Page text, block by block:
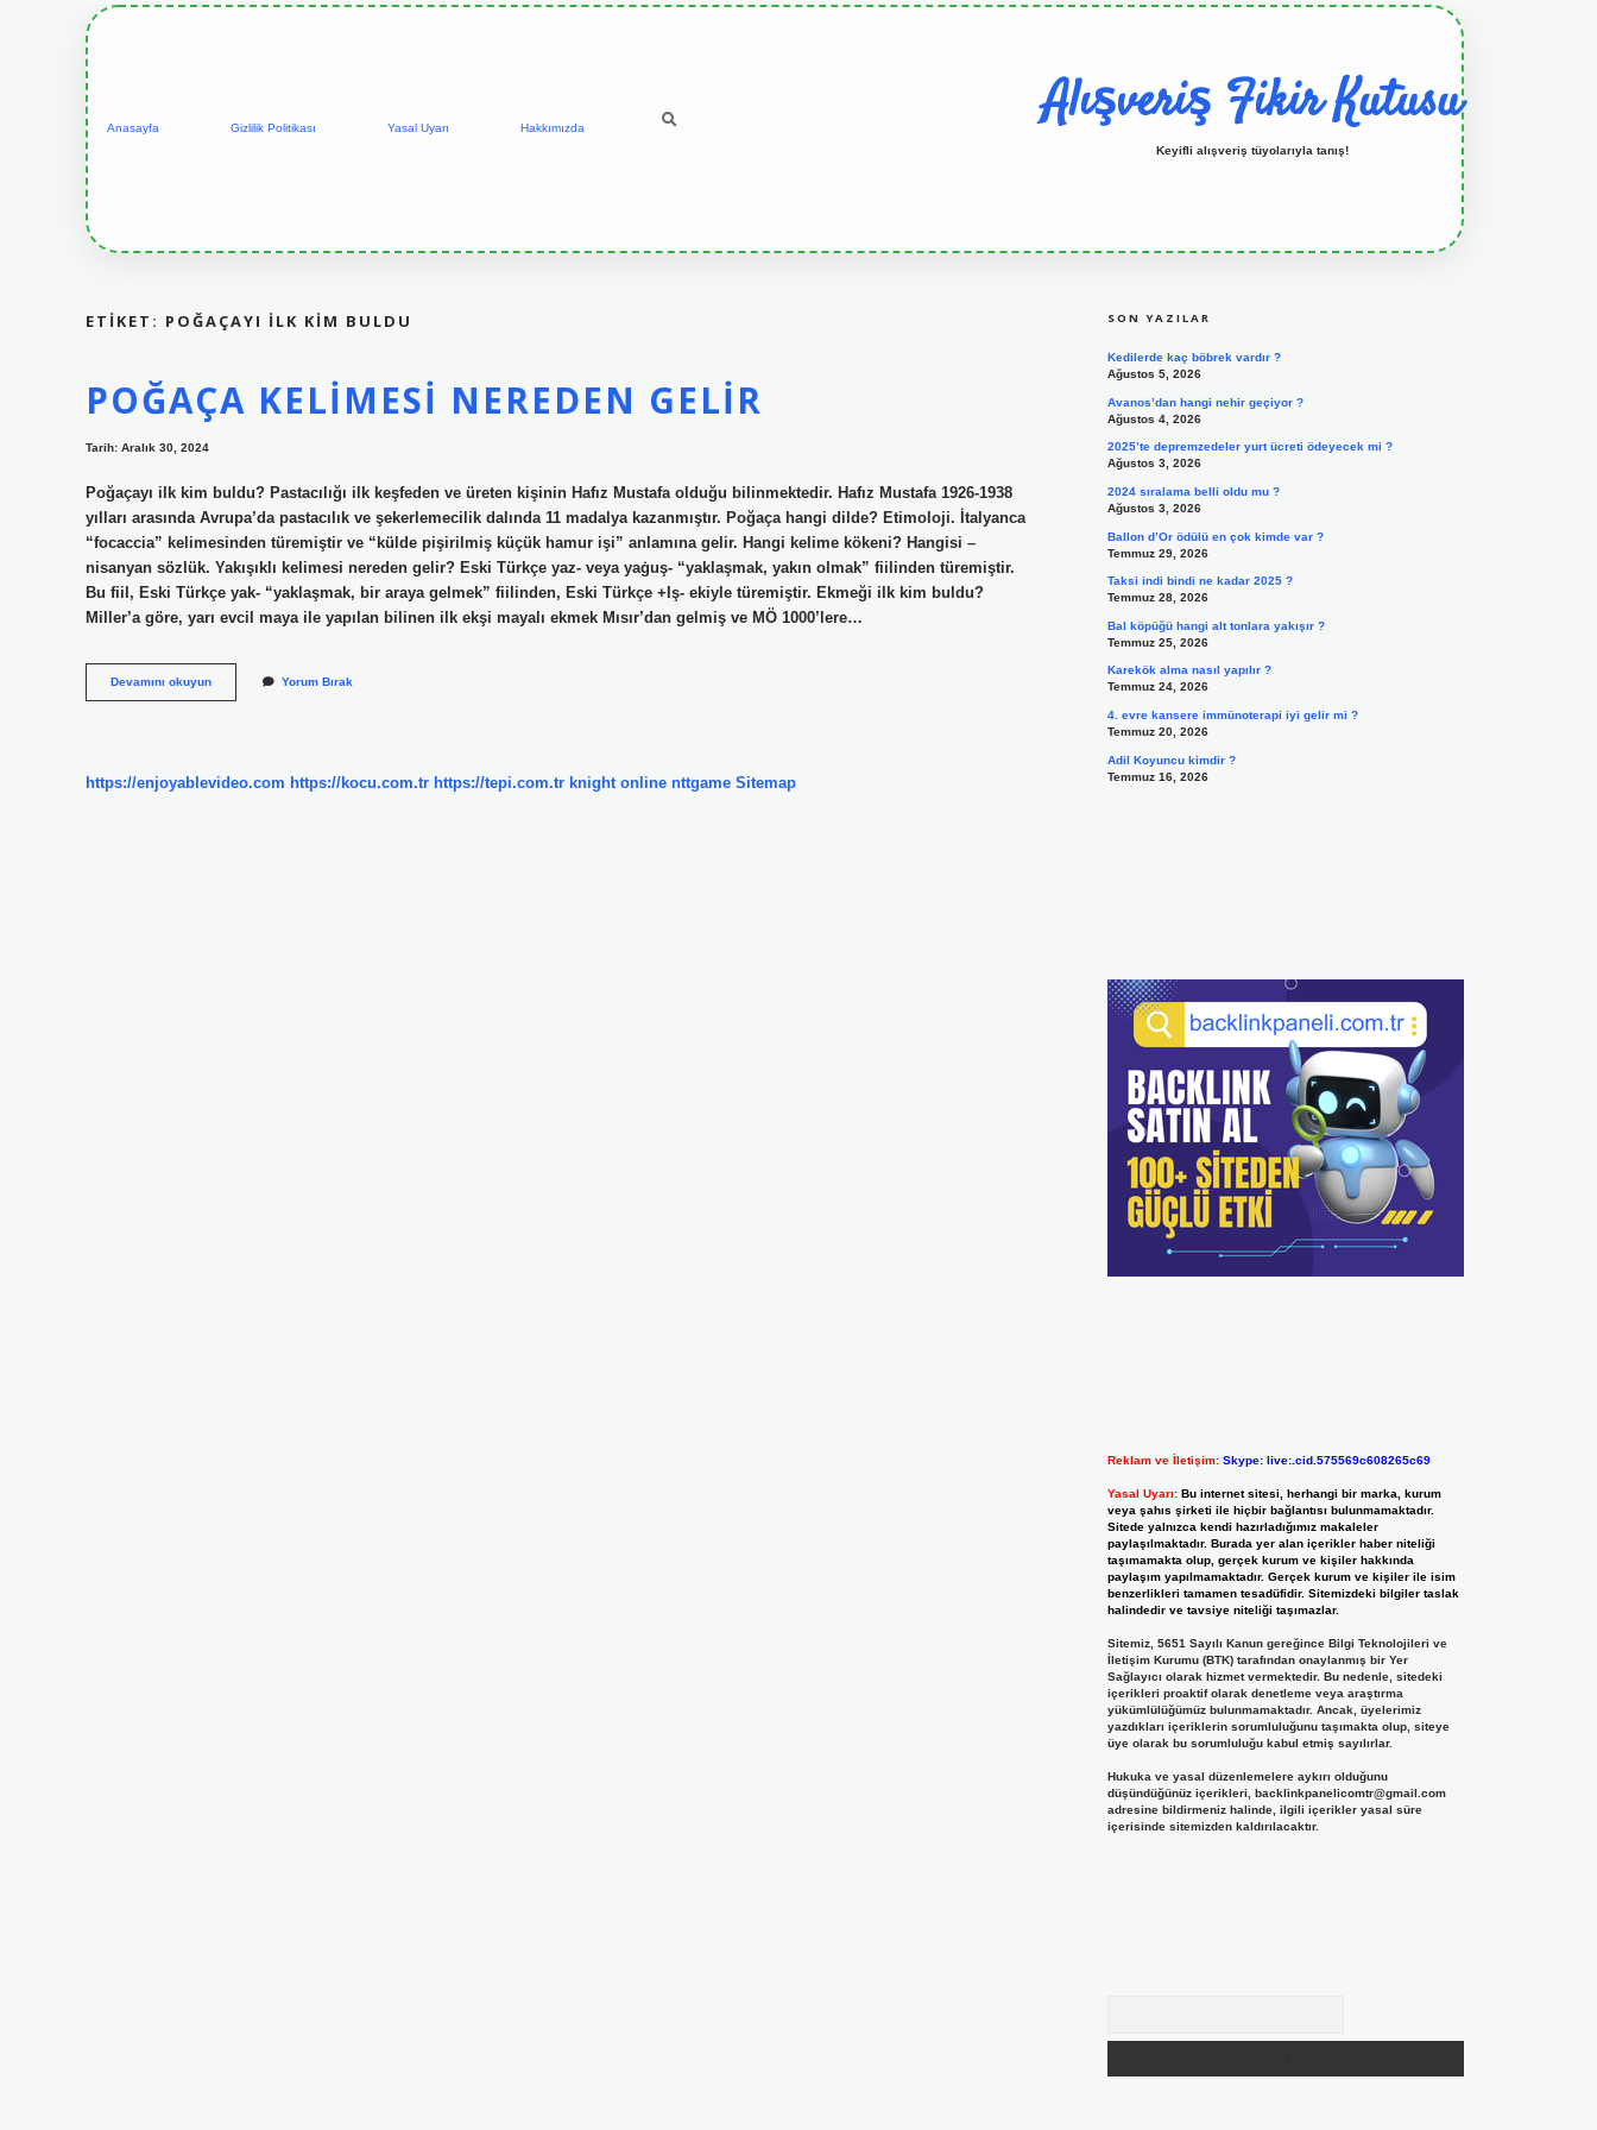
Anasayfa Gizlilik Politikası Yasal Uyarı Hakkımızda Alışveriş Fikir Kutusu
Keyifli alışveriş tüyolarıyla tanış!
ETIKET: POĞAÇAYI ILK KIM BULDU
POĞAÇA KELIMESI NEREDEN GELIR
Tarih: Aralık 30, 2024
Poğaçayı ilk kim buldu? Pastacılığı ilk keşfeden ve üreten kişinin Hafız Mustafa olduğu bilinmektedir. Hafız Mustafa 1926-1938
yılları arasında Avrupa’da pastacılık ve şekerlemecilik dalında 11 madalya kazanmıştır. Poğaça hangi dilde? Etimoloji. İtalyanca
“focaccia” kelimesinden türemiştir ve “külde pişirilmiş küçük hamur işi” anlamına gelir. Hangi kelime kökeni? Hangisi –
nisanyan sözlük. Yakışıklı kelimesi nereden gelir? Eski Türkçe yaz- veya yaġuş- “yaklaşmak, yakın olmak” fiilinden türemiştir.
Bu fiil, Eski Türkçe yak- “yaklaşmak, bir araya gelmek” fiilinden, Eski Türkçe +Iş- ekiyle türemiştir. Ekmeği ilk kim buldu?
Miller’a göre, yarı evcil maya ile yapılan bilinen ilk ekşi mayalı ekmek Mısır’dan gelmiş ve MÖ 1000’lere…
Devamını okuyunPoğaça
Kelimesi
Yorum Bırak
https://enjoyablevideo.com https://kocu.com.tr https://tepi.com.tr knight online nttgame Sitemap
SON YAZILAR
Kedilerde kaç böbrek vardır ?
Ağustos 5, 2026
Avanos’dan hangi nehir geçiyor ?
Ağustos 4, 2026
2025’te depremzedeler yurt ücreti ödeyecek mi ?
Ağustos 3, 2026
2024 sıralama belli oldu mu ?
Ağustos 3, 2026
Ballon d’Or ödülü en çok kimde var ?
Temmuz 29, 2026
Taksi indi bindi ne kadar 2025 ?
Temmuz 28, 2026
Bal köpüğü hangi alt tonlara yakışır ?
Temmuz 25, 2026
Karekök alma nasıl yapılır ?
Temmuz 24, 2026
4. evre kansere immünoterapi iyi gelir mi ?
Temmuz 20, 2026
Adil Koyuncu kimdir ?
Temmuz 16, 2026
Reklam ve İletişim: Skype: live:.cid.575569c608265c69
Yasal Uyarı: Bu internet sitesi, herhangi bir marka, kurum
veya şahıs şirketi ile hiçbir bağlantısı bulunmamaktadır.
Sitede yalnızca kendi hazırladığımız makaleler
paylaşılmaktadır. Burada yer alan içerikler haber niteliği
taşımamakta olup, gerçek kurum ve kişiler hakkında
paylaşım yapılmamaktadır. Gerçek kurum ve kişiler ile isim
benzerlikleri tamamen tesadüfidir. Sitemizdeki bilgiler taslak
halindedir ve tavsiye niteliği taşımazlar.
Sitemiz, 5651 Sayılı Kanun gereğince Bilgi Teknolojileri ve
İletişim Kurumu (BTK) tarafından onaylanmış bir Yer
Sağlayıcı olarak hizmet vermektedir. Bu nedenle, sitedeki
içerikleri proaktif olarak denetleme veya araştırma
yükümlülüğümüz bulunmamaktadır. Ancak, üyelerimiz
yazdıkları içeriklerin sorumluluğunu taşımakta olup, siteye
üye olarak bu sorumluluğu kabul etmiş sayılırlar.
Hukuka ve yasal düzenlemelere aykırı olduğunu
düşündüğünüz içerikleri, backlinkpanelicomtr@gmail.com
adresine bildirmeniz halinde, ilgili içerikler yasal süre
içerisinde sitemizden kaldırılacaktır.